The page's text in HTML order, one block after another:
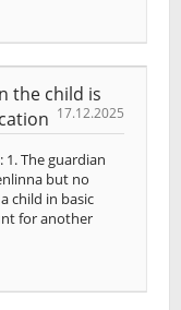
the child is
17.12.2025
The guardian
but no
child in basic
for another